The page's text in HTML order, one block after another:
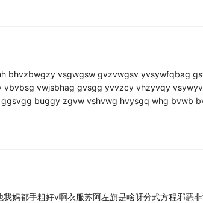
bhvzbwgzy vsgwgsw gvzvwgsv yvsywfqbag
vwjsbhag gvsgg yvvzcy vhzyvqy
ggsvgg buggy zgvw vshvwg hvysgq whg
妈都手粗好v啊衣服苏阿左旗是啥呀分式方程邪恶